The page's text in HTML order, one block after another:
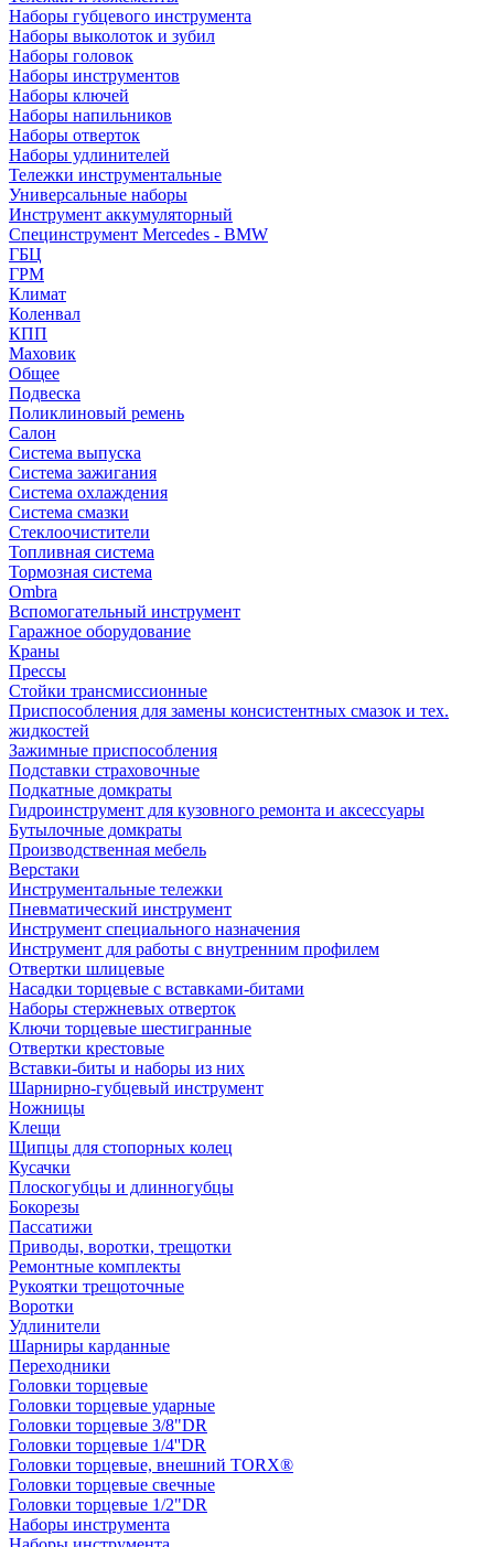
Наборы губцевого инструмента
Наборы выколоток и зубил
Наборы головок
Наборы инструментов
Наборы ключей
Наборы напильников
Наборы отверток
Наборы удлинителей
Тележки инструментальные
Универсальные наборы
Инструмент аккумуляторный
Специнструмент Mercedes - BMW
ГБЦ
ГРМ
Климат
Коленвал
КПП
Маховик
Общее
Подвеска
Поликлиновый ремень
Салон
Система выпуска
Система зажигания
Система охлаждения
Система смазки
Стеклоочистители
Топливная система
Тормозная система
Ombra
Вспомогательный инструмент
Гаражное оборудование
Краны
Прессы
Стойки трансмиссионные
Приспособления для замены консистентных смазок и тех.
жидкостей
Зажимные приспособления
Подставки страховочные
Подкатные домкраты
Гидроинструмент для кузовного ремонта и аксессуары
Бутылочные домкраты
Производственная мебель
Верстаки
Инструментальные тележки
Пневматический инструмент
Инструмент специального назначения
Инструмент для работы с внутренним профилем
Отвертки шлицевые
Насадки торцевые с вставками-битами
Наборы стержневых отверток
Ключи торцевые шестигранные
Отвертки крестовые
Вставки-биты и наборы из них
Шарнирно-губцевый инструмент
Ножницы
Клещи
Щипцы для стопорных колец
Кусачки
Плоскогубцы и длинногубцы
Бокорезы
Пассатижи
Приводы, воротки, трещотки
Ремонтные комплекты
Рукоятки трещоточные
Воротки
Удлинители
Шарниры карданные
Переходники
Головки торцевые
Головки торцевые ударные
Головки торцевые 3/8"DR
Головки торцевые 1/4''DR
Головки торцевые, внешний TORX®
Головки торцевые свечные
Головки торцевые 1/2"DR
Наборы инструмента